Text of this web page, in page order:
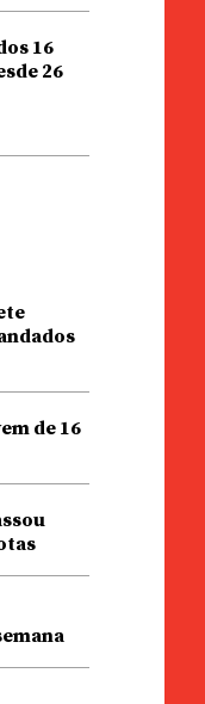
16
26
de 16